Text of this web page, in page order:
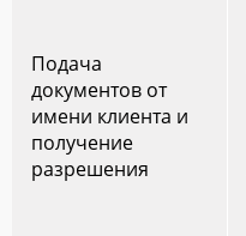
Подача
документов от
имени клиента и
получение
разрешения